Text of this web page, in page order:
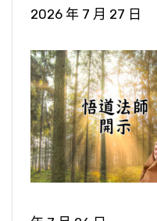
2026 年 7 月 27 日